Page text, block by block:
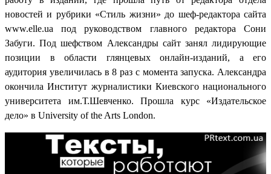
новостей и рубрики «Стиль жизни» до шеф-редактора сайта
www.elle.ua под руководством главного редактора Сони
Забуги. Под шефством Александры сайт занял лидирующие
позиции в области глянцевых онлайн-изданий, а его
аудитория увеличилась в 8 раз с момента запуска. Александра
окончила Институт журналистики Киевского национального
университета им.Т.Шевченко. Прошла курс «Издательское
дело» в University of the Arts London.